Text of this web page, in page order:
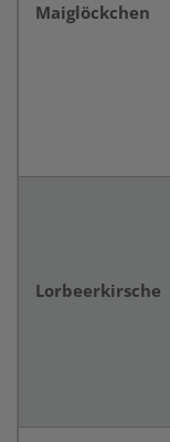
Maiglöckchen
Lorbeerkirsche